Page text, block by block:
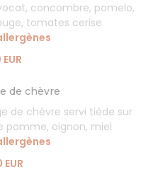
concombre, pomelo,
tomates cerise
de chèvre
de chèvre servi tiède sur
pomme, oignon, miel